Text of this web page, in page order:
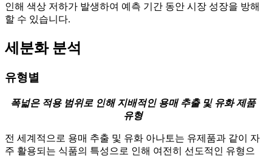
인해 색상 저하가 발생하여 예측 기간 동안 시장 성장을 방해
할 수 있습니다.
세분화 분석
유형별
폭넓은 적용 범위로 인해 지배적인 용매 추출 및 유화 제품
유형
전 세계적으로 용매 추출 및 유화 아나토는 유제품과 같이 자
주 활용되는 식품의 특성으로 인해 여전히 선도적인 유형으